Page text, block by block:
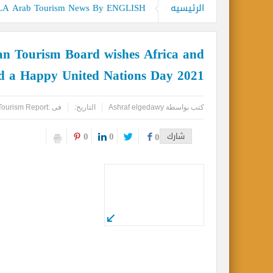
المواقع الأثرية والمتاحف المصرية
بحضور دبلوماسيين عرب.. أمين عام مركز
الصحة الخليجي يحذر : زيادة الكتلة
مصر للطيران تشارك في النسخة ٤٣ لبورصة لندن الدولية للسياحة WTM 2022
الرئيسيه Arab Tourism News By ENGLISH
Tourism Board wishes Africa and
a Happy United Nations Day 2021
كتب بواسطة Ashraf elgedawy التاريخ: فى :Report
شارك 0
0
0